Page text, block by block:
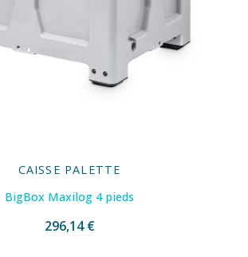
CAISSE PALETTE
BigBox Maxilog 4 pieds
296,14 €